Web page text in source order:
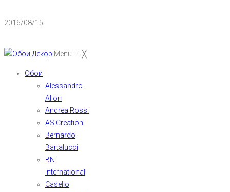
2016/08/15
Menu ≡╳
Обои
Alessandro
Allori
Andrea Rossi
AS Creation
Bernardo
Bartalucci
BN
International
Caselio